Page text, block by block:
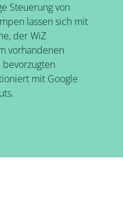
Steuerung von
lassen sich mit
der WiZ
vorhandenen
mit Google